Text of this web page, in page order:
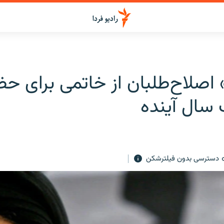
از خاتمی برای
سال آینده
دسترسی بدون فیلترشکن